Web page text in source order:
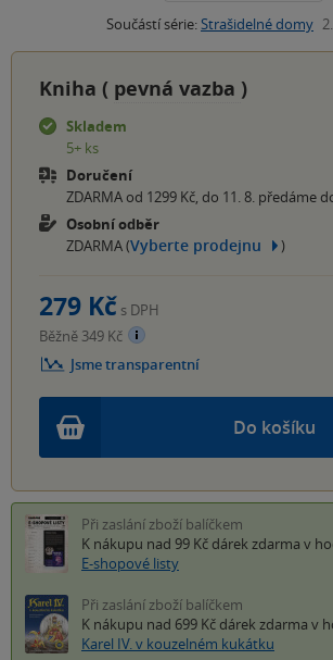
Součástí série:Strašidelné domy
Kniha ( pevná vazba )
Skladem
5+ ks
Doručení
ZDARMA od 1299 Kč, do 11. 8. předáme
Osobní odběr
ZDARMA (Vyberte prodejnu )
Do košíku
279 Kč s DPH
Běžně 349 Kč
Jsme transparentní
Při zaslání zboží balíčkem
K nákupu nad 99 Kč dárek zdarma v
E-shopové listy
Při zaslání zboží balíčkem
K nákupu nad 699 Kč dárek zdarma v
Karel IV. v kouzelném kukátku